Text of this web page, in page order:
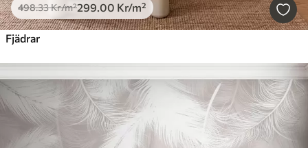
498.33Kr/m²299.00 Kr/m²
Fjädrar